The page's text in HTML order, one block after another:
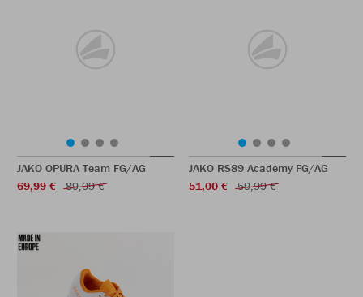
JAKO OPURA Team FG/AG
69,99 €
89,99 €
JAKO RS89 Academy FG/AG
51,00 €
59,99 €